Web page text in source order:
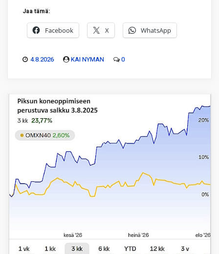
Jaa tämä:
Facebook X WhatsApp
4.8.2026 KAI NYMAN 0